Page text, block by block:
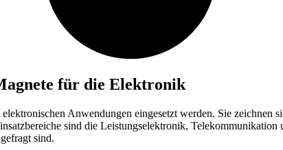
für die Elektronik
Anwendungen eingesetzt werden. Sie zeichnen
sind die Leistungselektronik,
sind.